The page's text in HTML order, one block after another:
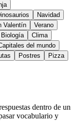
Navidad
Valentín
Verano
Biología
Clima
del mundo
Postres
Pizza
dentro de un
vocabulario y